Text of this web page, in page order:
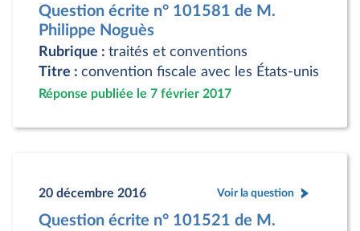
Question écrite n° 101581 de M.
Philippe Noguès
Rubrique : traités et conventions
Titre : convention fiscale avec les États-unis
Réponse publiée le 7 février 2017
20 décembre 2016 Voir la question
Question écrite n° 101521 de M.